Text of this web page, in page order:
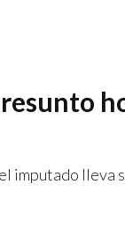
imputado lleva